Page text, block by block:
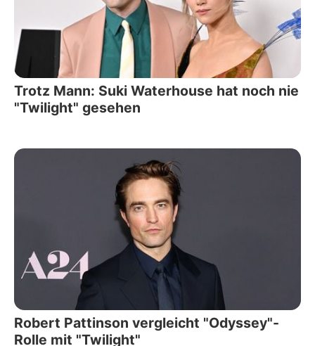
Trotz Mann: Suki Waterhouse hat noch nie
"Twilight" gesehen
Robert Pattinson vergleicht "Odyssey"-
Rolle mit "Twilight"